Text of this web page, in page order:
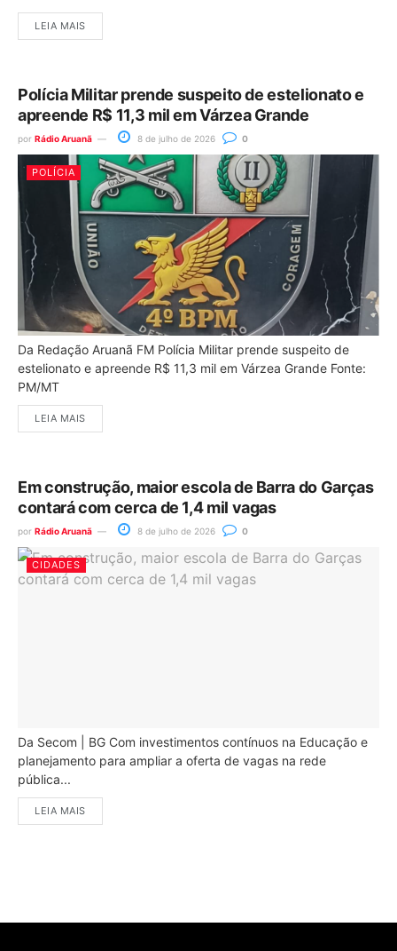
LEIA MAIS
Polícia Militar prende suspeito de estelionato e
apreende R$ 11,3 mil em Várzea Grande
por Rádio Aruanã 8 de julho de 2026 0
POLÍCIA
Da Redação Aruanã FM Polícia Militar prende suspeito de
estelionato e apreende R$ 11,3 mil em Várzea Grande Fonte:
PM/MT
LEIA MAIS
Em construção, maior escola de Barra do Garças
contará com cerca de 1,4 mil vagas
por Rádio Aruanã 8 de julho de 2026 0
CIDADES
Da Secom | BG Com investimentos contínuos na Educação e
planejamento para ampliar a oferta de vagas na rede
pública...
LEIA MAIS